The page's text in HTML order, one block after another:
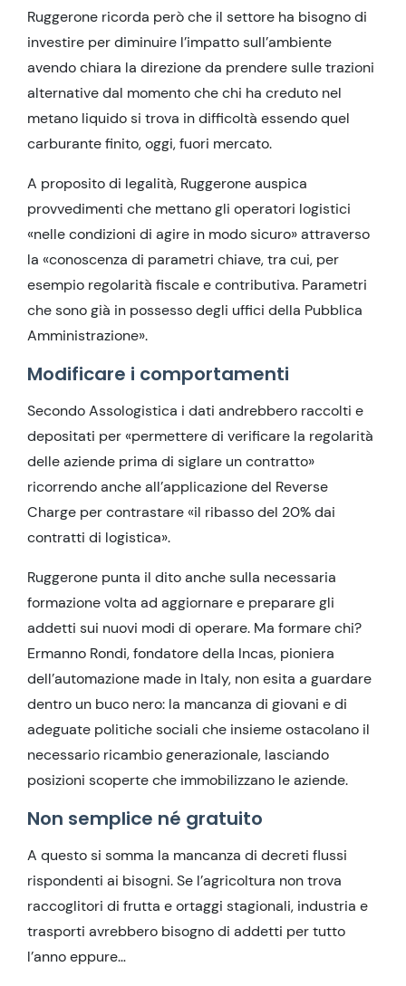
Ruggerone ricorda però che il settore ha bisogno di
investire per diminuire l’impatto sull’ambiente
avendo chiara la direzione da prendere sulle trazioni
alternative dal momento che chi ha creduto nel
metano liquido si trova in difficoltà essendo quel
carburante finito, oggi, fuori mercato.
A proposito di legalità, Ruggerone auspica
provvedimenti che mettano gli operatori logistici
«nelle condizioni di agire in modo sicuro» attraverso
la «conoscenza di parametri chiave, tra cui, per
esempio regolarità fiscale e contributiva. Parametri
che sono già in possesso degli uffici della Pubblica
Amministrazione».
Modificare i comportamenti
Secondo Assologistica i dati andrebbero raccolti e
depositati per «permettere di verificare la regolarità
delle aziende prima di siglare un contratto»
ricorrendo anche all’applicazione del Reverse
Charge per contrastare «il ribasso del 20% dai
contratti di logistica».
Ruggerone punta il dito anche sulla necessaria
formazione volta ad aggiornare e preparare gli
addetti sui nuovi modi di operare. Ma formare chi?
Ermanno Rondi, fondatore della Incas, pioniera
dell’automazione made in Italy, non esita a guardare
dentro un buco nero: la mancanza di giovani e di
adeguate politiche sociali che insieme ostacolano il
necessario ricambio generazionale, lasciando
posizioni scoperte che immobilizzano le aziende.
Non semplice né gratuito
A questo si somma la mancanza di decreti flussi
rispondenti ai bisogni. Se l’agricoltura non trova
raccoglitori di frutta e ortaggi stagionali, industria e
trasporti avrebbero bisogno di addetti per tutto
l’anno eppure…